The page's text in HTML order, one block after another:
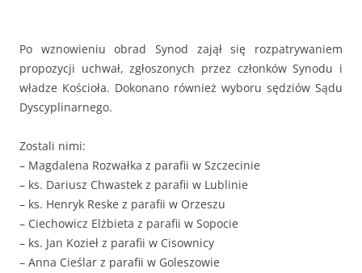
Po wznowieniu obrad Synod zajął się rozpatrywaniem
propozycji uchwał, zgłoszonych przez członków Synodu i
władze Kościoła. Dokonano również wyboru sędziów Sądu
Dyscyplinarnego.
Zostali nimi:
– Magdalena Rozwałka z parafii w Szczecinie
– ks. Dariusz Chwastek z parafii w Lublinie
– ks. Henryk Reske z parafii w Orzeszu
– Ciechowicz Elżbieta z parafii w Sopocie
– ks. Jan Kozieł z parafii w Cisownicy
– Anna Cieślar z parafii w Goleszowie